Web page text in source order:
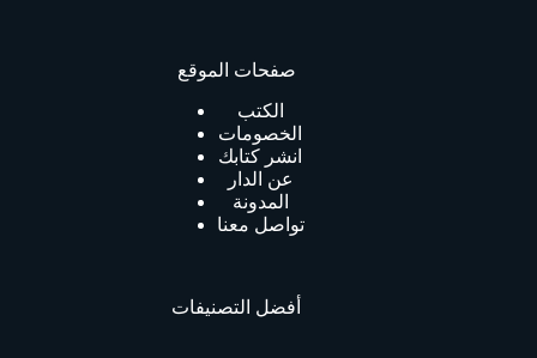
صفحات الموقع
الكتب
الخصومات
انشر كتابك
عن الدار
المدونة
تواصل معنا
أفضل التصنيفات